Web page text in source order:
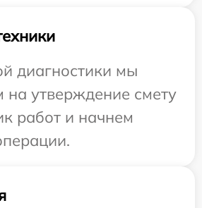
диагностики мы
на утверждение смету
работ и начнем